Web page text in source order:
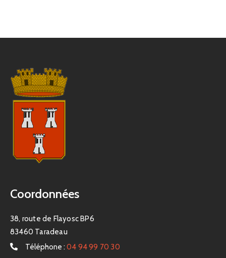
Coordonnées
38, route de Flayosc BP6
83460 Taradeau
Téléphone : 04 94 99 70 30